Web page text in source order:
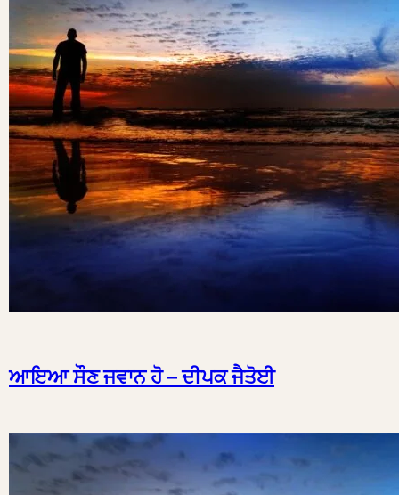
ਆਇਆ ਸੌਣ ਜਵਾਨ ਹੋ – ਦੀਪਕ ਜੈਤੋਈ